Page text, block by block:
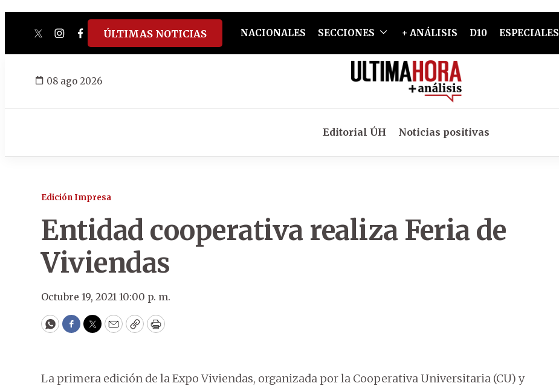
twitterinstagram
facebook
tiktokyoutube
spotify
ÚLTIMAS NOTICIAS NACIONALES SECCIONES + ANÁLISIS D10 ESPECIALES
08 ago 2026
Editorial ÚH Noticias positivas
Edición Impresa
Entidad cooperativa realiza Feria de
Viviendas
Octubre 19, 2021 10:00 p. m.
WhatsApp
Facebook
Twitter
EmailCopyPrint
La primera edición de la Expo Viviendas, organizada por la Cooperativa Universitaria (CU) y